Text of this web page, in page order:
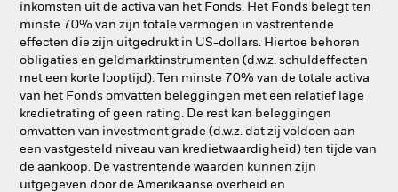
inkomsten uit de activa van het Fonds. Het Fonds belegt ten
minste 70% van zijn totale vermogen in vastrentende
effecten die zijn uitgedrukt in US-dollars. Hiertoe behoren
obligaties en geldmarktinstrumenten (d.w.z. schuldeffecten
met een korte looptijd). Ten minste 70% van de totale activa
van het Fonds omvatten beleggingen met een relatief lage
kredietrating of geen rating. De rest kan beleggingen
omvatten van investment grade (d.w.z. dat zij voldoen aan
een vastgesteld niveau van kredietwaardigheid) ten tijde van
de aankoop. De vastrentende waarden kunnen zijn
uitgegeven door de Amerikaanse overheid en